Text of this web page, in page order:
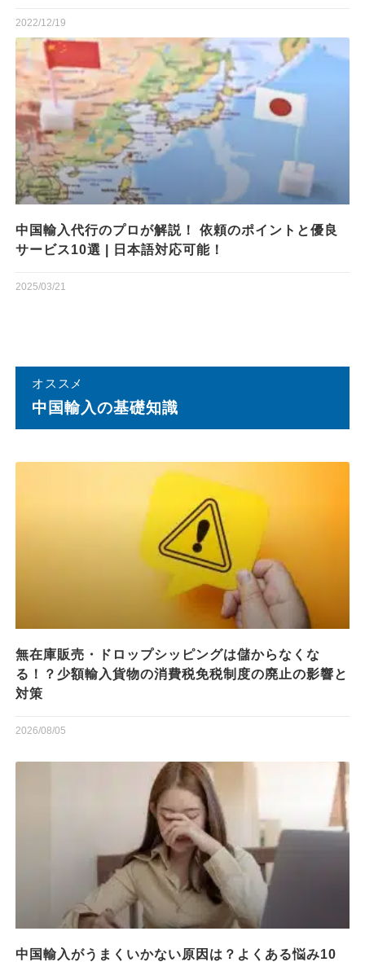
2022/12/19
中国輸入代行のプロが解説！ 依頼のポイントと優良
サービス10選 | 日本語対応可能！
2025/03/21
オススメ
中国輸⼊の基礎知識
無在庫販売・ドロップシッピングは儲からなくな
る！？少額輸入貨物の消費税免税制度の廃止の影響と
対策
2026/08/05
中国輸入がうまくいかない原因は？よくある悩み10